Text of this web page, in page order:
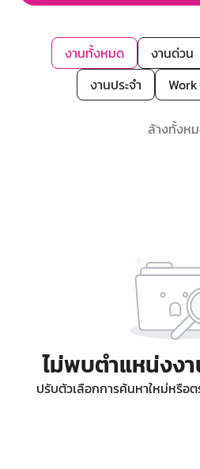
งานทั้งหมด งานด่วน
งานประจำ
ล้างทั้งห
ไม่พบตำแหน่งง
ปรับตัวเลือกการค้นหาใหม่หรือ